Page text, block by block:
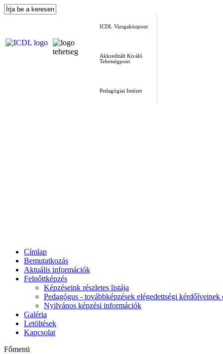
ICDL Vizsgaközpont
Akkreditált Kiváló
Tehetségpont
Pedagógiai Intézet
Címlap
Bemutatkozás
Aktuális információk
Felnőttképzés
Képzéseink részletes listája
Pedagógus - továbbképzések elégedettségi kérdőíveinek
Nyilvános képzési információk
Galéria
Letöltések
Kapcsolat
Főmenü